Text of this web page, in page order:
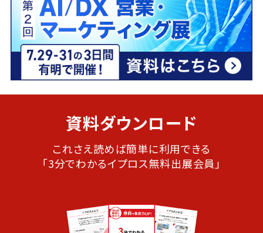
資料ダウンロード
これさえ読めば簡単に利用できる
「3分でわかるイプロス無料出展会員」